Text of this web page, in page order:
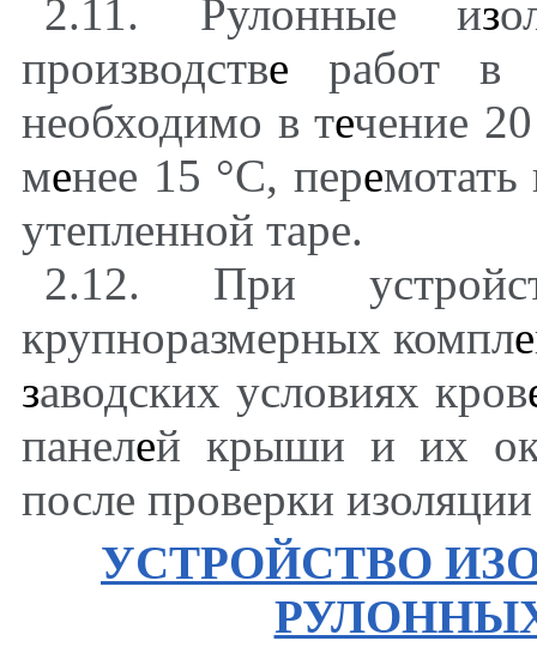
2.11. Рулонные из
производстве работ в
необходимо в течение
менее 15 °С, пере
утепленной таре.
2.12. При
крупноразмерных компле
заводских условиях кров
панелей крыши и их
после проверки
УСТРОЙСТВО